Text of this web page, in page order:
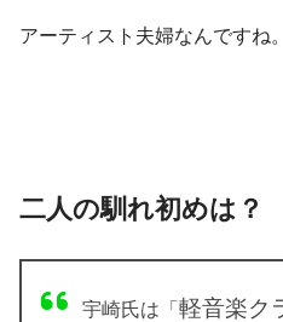
アーティスト夫婦なんですね。
二人の馴れ初めは？
宇崎氏は「 軽音楽ク